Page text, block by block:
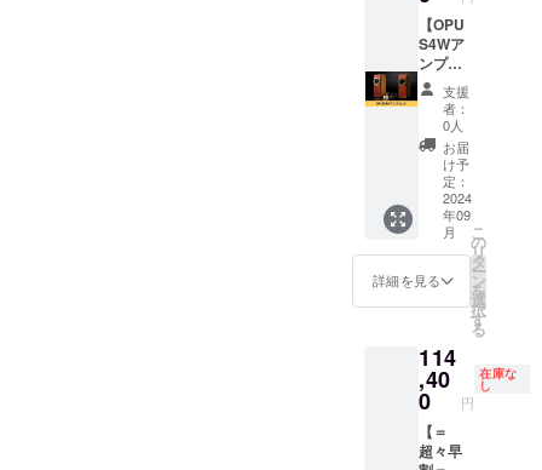
㎜ ・重
さ：345
ｇ ※送
料込み
のお値
段で
す。
㎜ ・重
量：
2.03Kg
・ス
ピー
カーユ
ニッ
ト：
8cm ・
素材：
木製
（ブビ
ンガと
シナベ
ニア）
・定格
25W ・
使用上
の注
意：特
になし
・説明
ドファ
ンディ
ング限
定の
超々早
割で
10％OF
Fと大変
お得に
なって
おりま
す！ ■
詳細 ・
商品
名：
OPUS4
ズ：Ｗ
110㎜ ×
H295㎜
× D155
㎜ ・重
量：
商品
名：
OPUS4
・サイ
ズ：Ｗ
110㎜ ×
H295㎜
× D155
㎜ ・重
量：
2.03Kg
・ス
ピー
カーユ
ニッ
ト：
素材：
木製
（ブビ
ンガと
シナベ
ニア）
【OPU
S4Wア
ンプ
セッ
ト】
「OPU
S4」と
アンプ
を2個
セット
でお届
けいた
しま
す。 通
常のア
ンプに
プリア
ンプを
お付け
しま
す。 ア
ンプ1個
支援
者：
0人
お届
け予
定：
2024
年09
月
詳細を見る
こ
の
リ
タ
ー
ン
を
選
択
す
る
114
,40
0 円
在庫な
し
【＝
超々早